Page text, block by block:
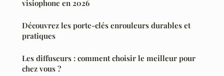
visiophone en 2026
Découvrez les porte-clés enrouleurs durables et
pratiques
Les diffuseurs : comment choisir le meilleur pour
chez vous ?